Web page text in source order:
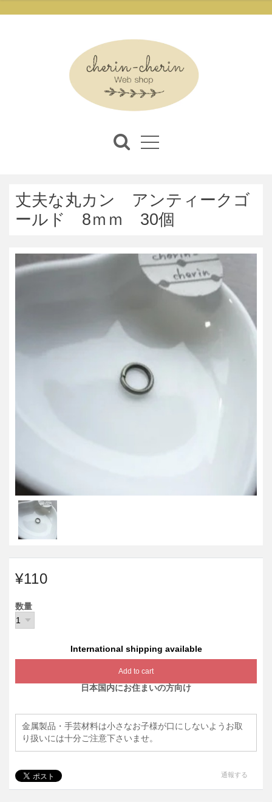
丈夫な丸カン アンティークゴ
ールド 8ｍｍ 30個
¥110
数量
International shipping available
Add to cart
日本国内にお住まいの方向け
金属製品・手芸材料は小さなお子様が口にしないようお取
り扱いには十分ご注意下さいませ。
通報する